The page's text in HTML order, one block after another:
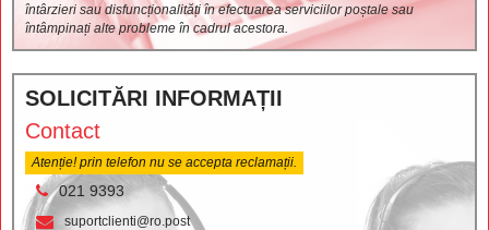
întârzieri sau disfuncționalități în efectuarea serviciilor poștale sau
întâmpinați alte probleme în cadrul acestora.
SOLICITĂRI INFORMAȚII
Contact
Atenție! prin telefon nu se accepta reclamații.
021 9393
suportclienti@ro.post